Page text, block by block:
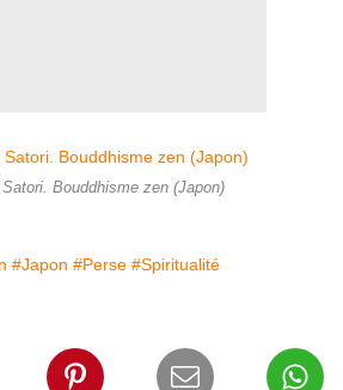
Bouddhisme zen (Japon)
#Japon #Perse #Spiritualité